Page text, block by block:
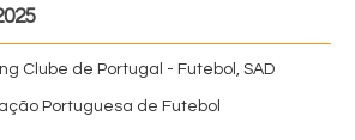
Clube de Portugal - Futebol, SAD
Portuguesa de Futebol